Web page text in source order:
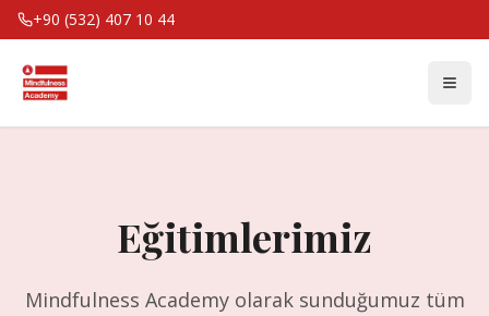
+90 (532) 407 10 44
Eğitimlerimiz
Mindfulness Academy olarak sunduğumuz tüm